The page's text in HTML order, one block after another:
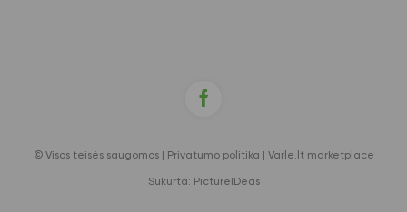
© Visos teisės saugomos | Privatumo politika Varle.lt marketplace
Sukurta: PictureIDeas